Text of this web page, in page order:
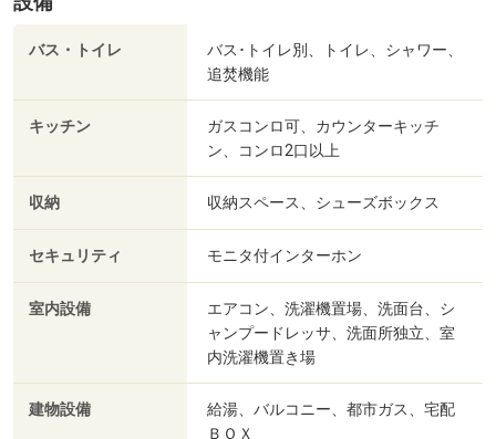
バス・トイレ
バス･トイレ別、トイレ、シャワー、
追焚機能
キッチン
ガスコンロ可、カウンターキッチ
ン、コンロ2口以上
収納 収納スペース、シューズボックス
セキュリティ モニタ付インターホン
室内設備
エアコン、洗濯機置場、洗面台、シ
ャンプードレッサ、洗面所独立、室
内洗濯機置き場
建物設備
給湯、バルコニー、都市ガス、宅配
ＢＯＸ